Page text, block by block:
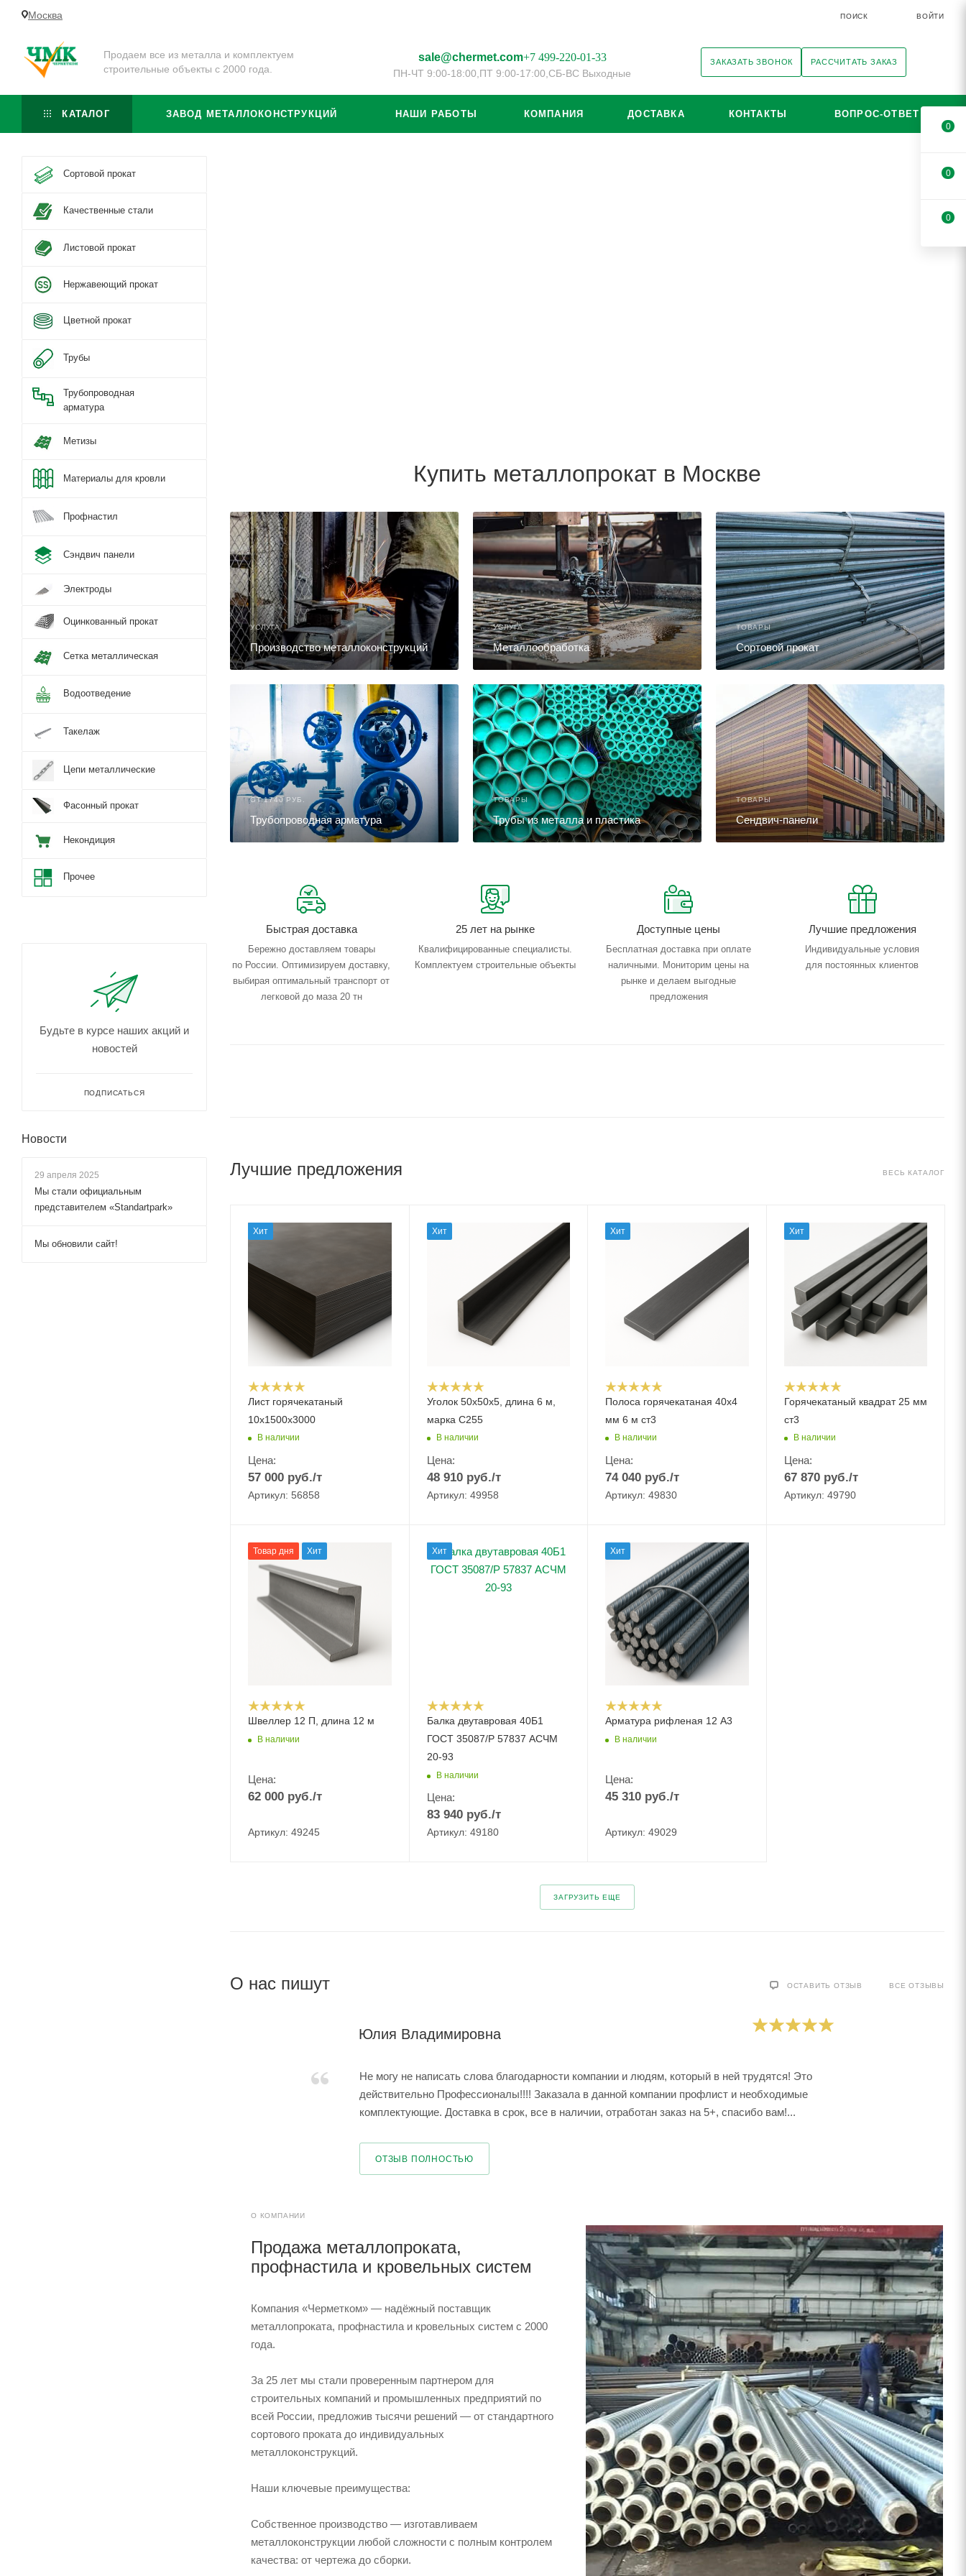
Москва ПОИСК ВОЙТИ
Продаем все из металла и комплектуем
строительные объекты с 2000 года.
sale@chermet.com+7 499-220-01-33
ПН-ЧТ 9:00-18:00, ПТ 9:00-17:00, СБ-ВС Выходные
ЗАКАЗАТЬ ЗВОНОК РАССЧИТАТЬ ЗАКАЗ
КАТАЛОГ ЗАВОД МЕТАЛЛОКОНСТРУКЦИЙ НАШИ РАБОТЫ КОМПАНИЯ ДОСТАВКА КОНТАКТЫ ВОПРОС-ОТВЕТ
Купить металлопрокат в Москве
УСЛУГА
Производство металлоконструкций
УСЛУГА
Металлообработка
ТОВАРЫ
Сортовой прокат
ОТ 1740 РУБ.
Трубопроводная арматура
ТОВАРЫ
Трубы из металла и пластика
ТОВАРЫ
Сендвич-панели
Быстрая доставка
Бережно доставляем товары
по России. Оптимизируем доставку,
выбирая оптимальный транспорт от
легковой до маза 20 тн
25 лет на рынке
Квалифицированные специалисты.
Комплектуем строительные объекты
Доступные цены
Бесплатная доставка при оплате
наличными. Мониторим цены на
рынке и делаем выгодные
предложения
Лучшие предложения
Индивидуальные условия
для постоянных клиентов
Лучшие предложения ВЕСЬ КАТАЛОГ
Хит
Лист горячекатаный
10х1500х3000
В наличии
Цена:
57 000 руб./т
Артикул: 56858
Хит
Уголок 50х50х5, длина 6 м,
марка С255
В наличии
Цена:
48 910руб./т
Артикул: 49958
Хит
Полоса горячекатаная 40х4
мм 6 м ст3
В наличии
Цена:
74 040 руб./т
Артикул: 49830
Хит
Горячекатаный квадрат 25 мм
ст3
В наличии
Цена:
67 870руб./т
Артикул: 49790
Товар дня Хит
Швеллер 12 П, длина 12 м
В наличии
Цена:
62 000 руб./т
Артикул: 49245
Хит
Балка двутавровая 40Б1
ГОСТ 35087/Р 57837 АСЧМ
20-93
В наличии
Цена:
83 940руб./т
Артикул: 49180
Хит
Арматура рифленая 12 А3
В наличии
Цена:
45 310 руб./т
Артикул: 49029
ЗАГРУЗИТЬ ЕЩЕ
О нас пишут ВСЕ ОТЗЫВЫ
ОСТАВИТЬ ОТЗЫВ
Юлия Владимировна
Не могу не написать слова благодарности компании и людям, который в ней трудятся! Это
действительно Профессионалы!!!! Заказала в данной компании профлист и необходимые
комплектующие. Доставка в срок, все в наличии, отработан заказ на 5+, спасибо вам!...
ОТЗЫВ ПОЛНОСТЬЮ
О КОМПАНИИ
Продажа металлопроката,
профнастила и кровельных систем
Компания «Черметком» — надёжный поставщик
металлопроката, профнастила и кровельных систем с 2000
года.
За 25 лет мы стали проверенным партнером для
строительных компаний и промышленных предприятий по
всей России, предложив тысячи решений — от стандартного
сортового проката до индивидуальных
металлоконструкций.
Наши ключевые преимущества:
Собственное производство — изготавливаем
металлоконструкции любой сложности с полным контролем
качества: от чертежа до сборки.
Сортовой прокат
Качественные стали
Листовой прокат
Нержавеющий прокат
Цветной прокат
Трубы
Трубопроводная
арматура
Метизы
Материалы для кровли
Профнастил
Сэндвич панели
Электроды
Оцинкованный прокат
Сетка металлическая
Водоотведение
Такелаж
Цепи металлические
Фасонный прокат
Некондиция
Прочее
Будьте в курсе наших акций и
новостей
ПОДПИСАТЬСЯ
Новости
29 апреля 2025
Мы стали официальным
представителем «Standartpark»
Мы обновили сайт!
0
0
0